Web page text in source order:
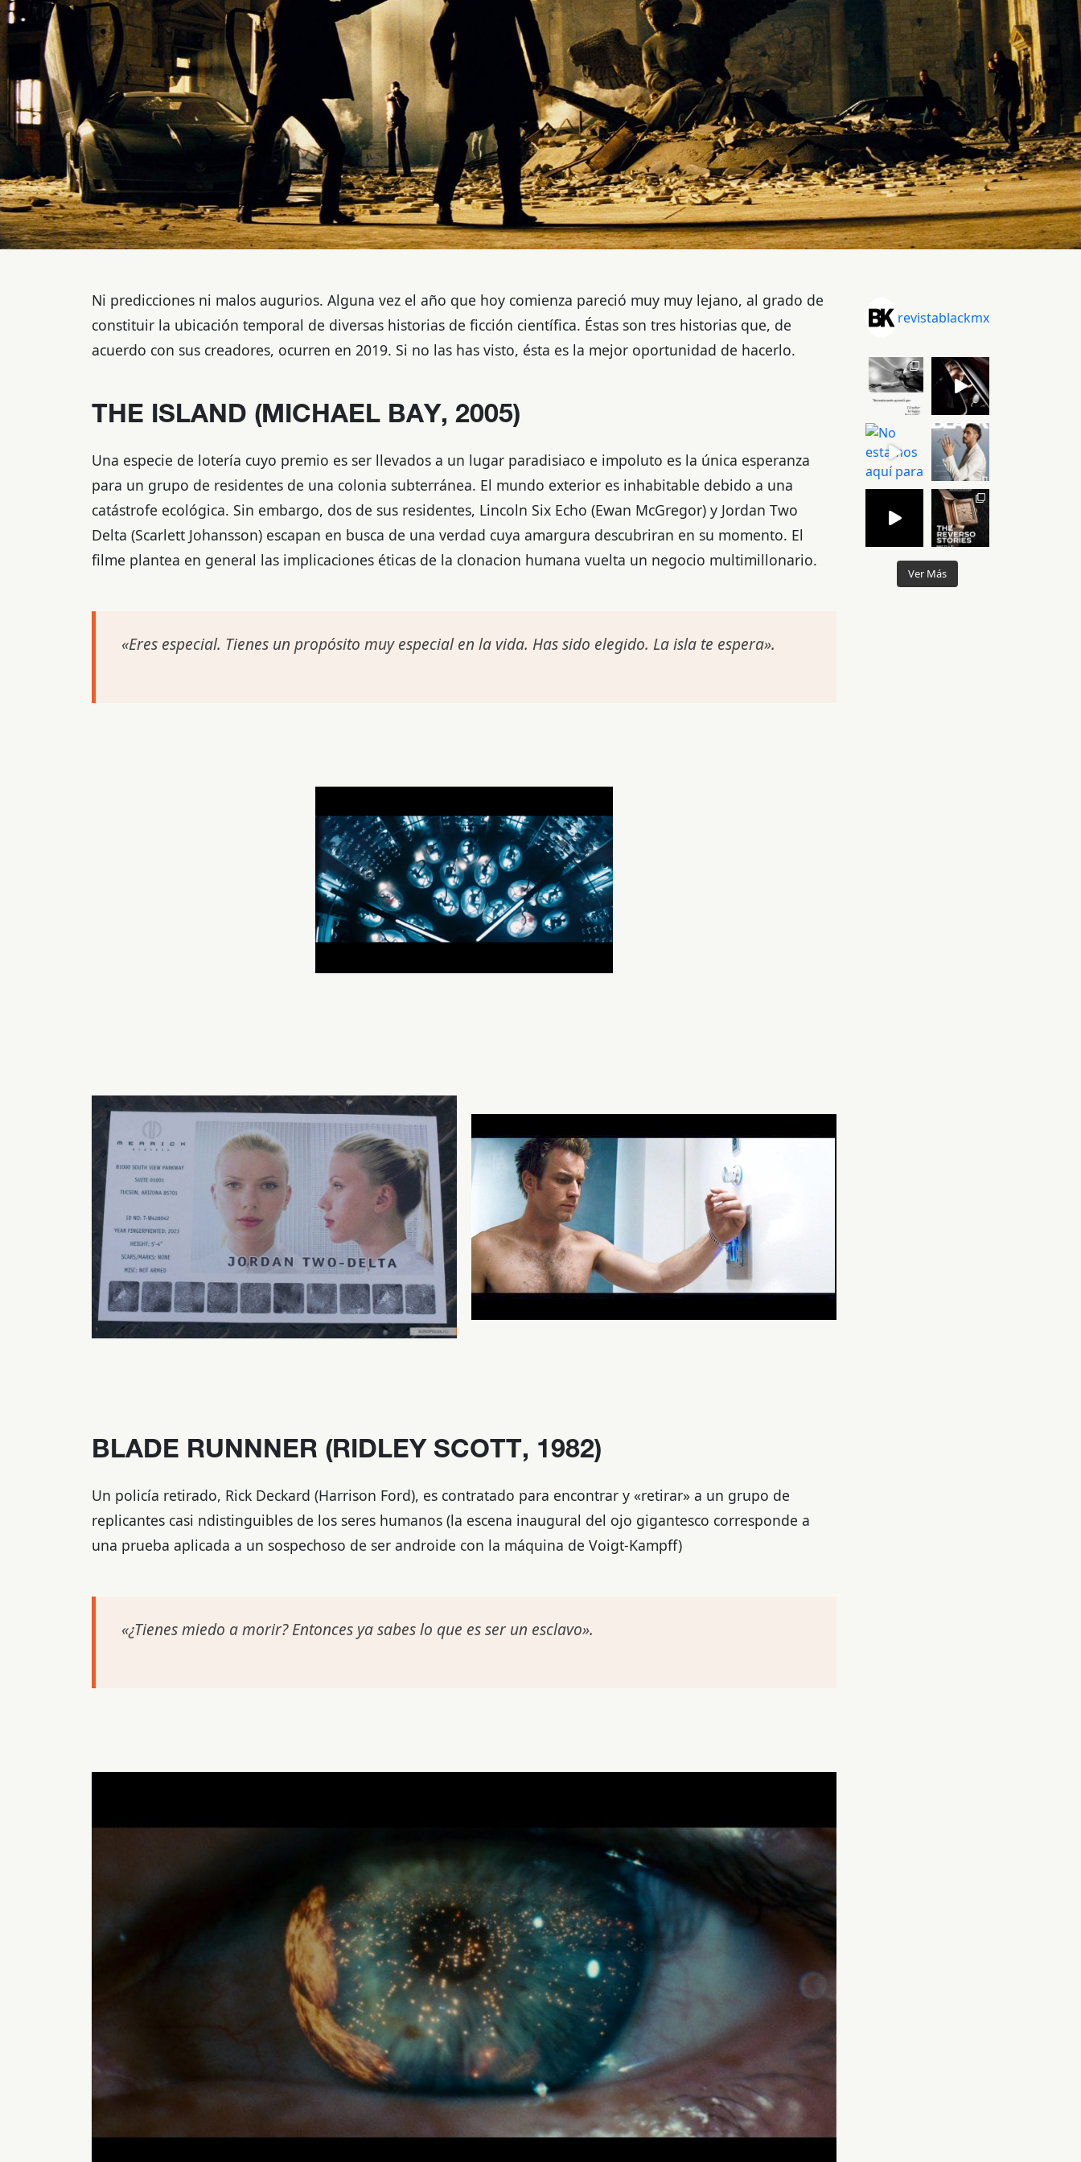
Ni predicciones ni malos augurios. Alguna vez el año que hoy comienza pareció muy muy lejano, al grado de
constituir la ubicación temporal de diversas historias de ficción científica. Éstas son tres historias que, de
acuerdo con sus creadores, ocurren en 2019. Si no las has visto, ésta es la mejor oportunidad de hacerlo.
THE ISLAND (MICHAEL BAY, 2005)
Una especie de lotería cuyo premio es ser llevados a un lugar paradisiaco e impoluto es la única esperanza
para un grupo de residentes de una colonia subterránea. El mundo exterior es inhabitable debido a una
catástrofe ecológica. Sin embargo, dos de sus residentes, Lincoln Six Echo (Ewan McGregor) y Jordan Two
Delta (Scarlett Johansson) escapan en busca de una verdad cuya amargura descubriran en su momento. El
filme plantea en general las implicaciones éticas de la clonacion humana vuelta un negocio multimillonario.
«Eres especial. Tienes un propósito muy especial en la vida. Has sido elegido. La isla te espera».
BLADE RUNNNER (RIDLEY SCOTT, 1982)
Un policía retirado, Rick Deckard (Harrison Ford), es contratado para encontrar y «retirar» a un grupo de
replicantes casi ndistinguibles de los seres humanos (la escena inaugural del ojo gigantesco corresponde a
una prueba aplicada a un sospechoso de ser androide con la máquina de Voigt-Kampff)
«¿Tienes miedo a morir? Entonces ya sabes lo que es ser un esclavo».
revistablackmx
Ver Más